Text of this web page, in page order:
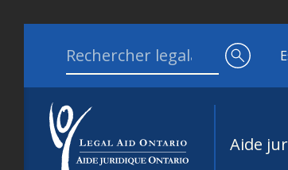
Search for:
Aide